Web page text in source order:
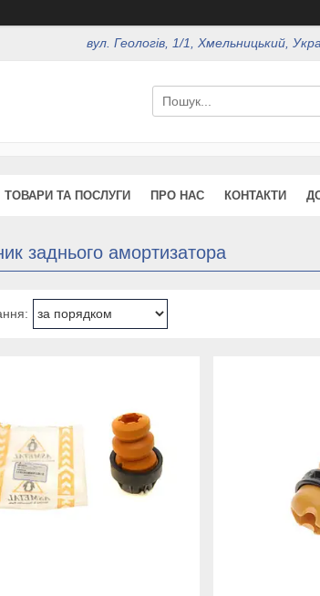
вул. Геологів, 1/1, Хмельницький,
ТОВАРИ ТА ПОСЛУГИ ПРО НАС КОНТАКТИ
заднього амортизатора